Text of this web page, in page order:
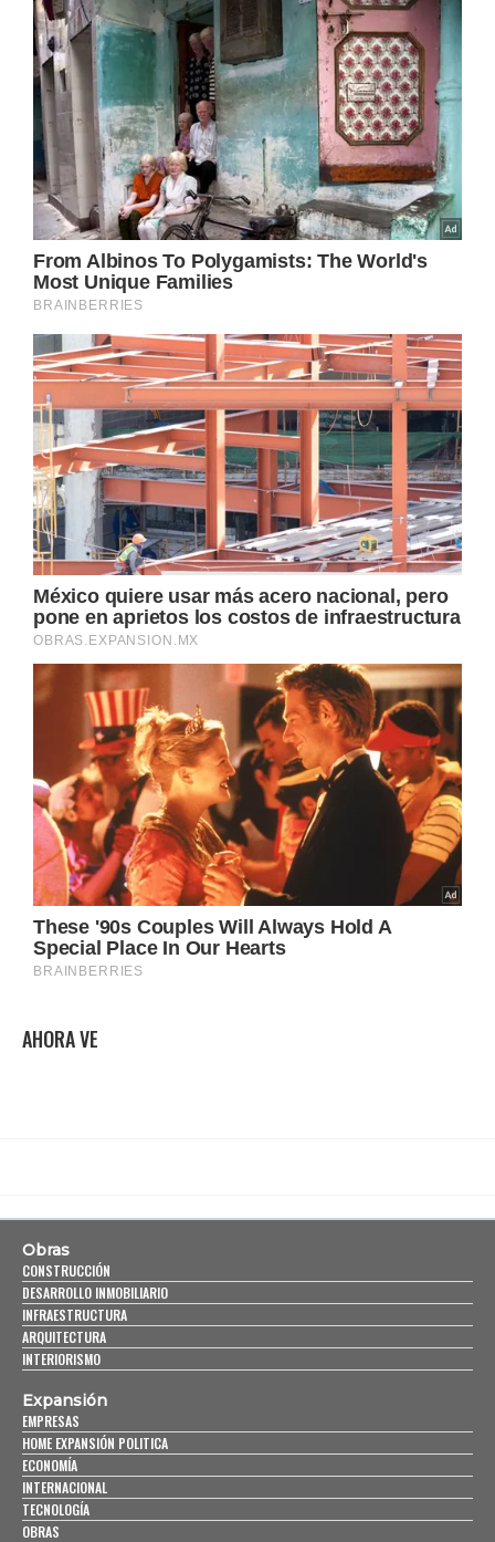
AHORA VE
Obras
CONSTRUCCIÓN
DESARROLLO INMOBILIARIO
INFRAESTRUCTURA
ARQUITECTURA
INTERIORISMO
Expansión
EMPRESAS
HOME EXPANSIÓN POLITICA
ECONOMÍA
INTERNACIONAL
TECNOLOGÍA
OBRAS